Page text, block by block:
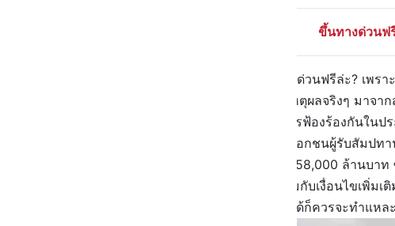
ขึ้นทางด่วนฟ
ก่อนอื่นมาดูก่อนว่า ทำไมถึงขึ้นทางด่วนฟรีล่ะ? เพรา
อย่าเข้าใจผิดกันไปเชียวนะ เพราะเหตุผลจริงๆ มา
63 ต่างหาก ซึ่งก่อนหน้านี้ได้เกิดการฟ้องร้องกันใน
ประเทศไทย (กทพ.) และหน่วยงานเอกชนผู้รับสัมป
หรือ BEM มูลค่าความเสียหายกว่า 58,000 ล้านบ
การขยายสัญญาสัมปทานเดิม พร้อมกับเงื่อนไขเพิ่ม
มีคดีความติดตัวถูกมั้ย ถ้าตกลงกันได้ก็ควรจะทำแหละ